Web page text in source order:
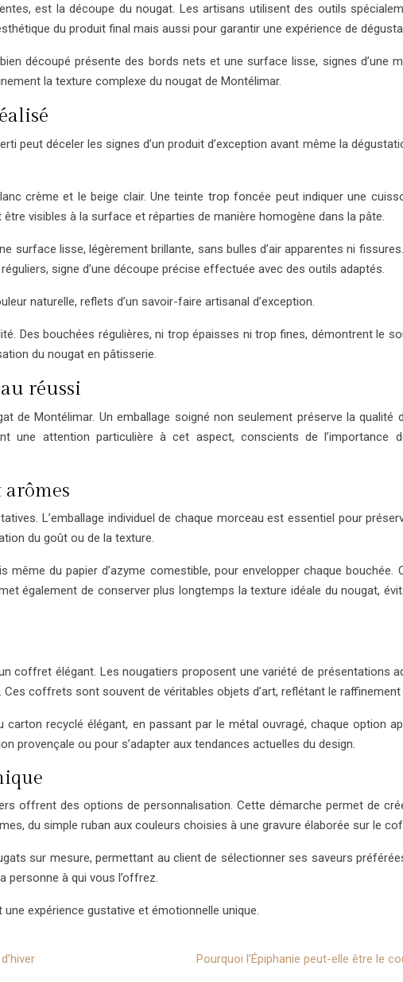
est la découpe du nougat. Les artisans utilisent des outils
du produit final mais aussi pour garantir une expérience de
découpé présente des bords nets et une surface lisse, signes d’une
la texture complexe du nougat de Montélimar.
peut déceler les signes d’un produit d’exception avant même la
crème et le beige clair. Une teinte trop foncée peut indiquer une
visibles à la surface et réparties de manière homogène dans la pâte.
lisse, légèrement brillante, sans bulles d’air apparentes ni
signe d’une découpe précise effectuée avec des outils adaptés.
naturelle, reflets d’un savoir-faire artisanal d’exception.
Des bouchées régulières, ni trop épaisses ni trop fines, démontrent le
du nougat en pâtisserie.
réussi
de Montélimar. Un emballage soigné non seulement préserve la
une attention particulière à cet aspect, conscients de l’importance
L’emballage individuel de chaque morceau est essentiel pour
du goût ou de la texture.
du papier d’azyme comestible, pour envelopper chaque
également de conserver plus longtemps la texture idéale du nougat,
coffret élégant. Les nougatiers proposent une variété de présentations
coffrets sont souvent de véritables objets d’art, reflétant le raffinement
recyclé élégant, en passant par le métal ouvragé, chaque option
ou pour s’adapter aux tendances actuelles du design.
offrent des options de personnalisation. Cette démarche permet de
du simple ruban aux couleurs choisies à une gravure élaborée sur le
sur mesure, permettant au client de sélectionner ses saveurs
à qui vous l’offrez.
expérience gustative et émotionnelle unique.
Pourquoi l’Épiphanie peut-elle être le